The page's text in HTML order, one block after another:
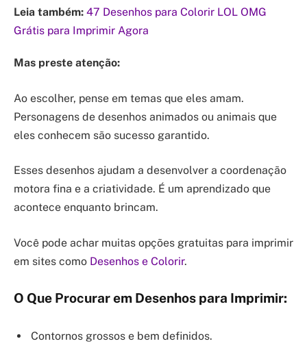
Leia também: 47 Desenhos para Colorir LOL OMG
Grátis para Imprimir Agora
Mas preste atenção:
Ao escolher, pense em temas que eles amam.
Personagens de desenhos animados ou animais que
eles conhecem são sucesso garantido.
Esses desenhos ajudam a desenvolver a coordenação
motora fina e a criatividade. É um aprendizado que
acontece enquanto brincam.
Você pode achar muitas opções gratuitas para imprimir
em sites como Desenhos e Colorir.
O Que Procurar em Desenhos para Imprimir:
Contornos grossos e bem definidos.